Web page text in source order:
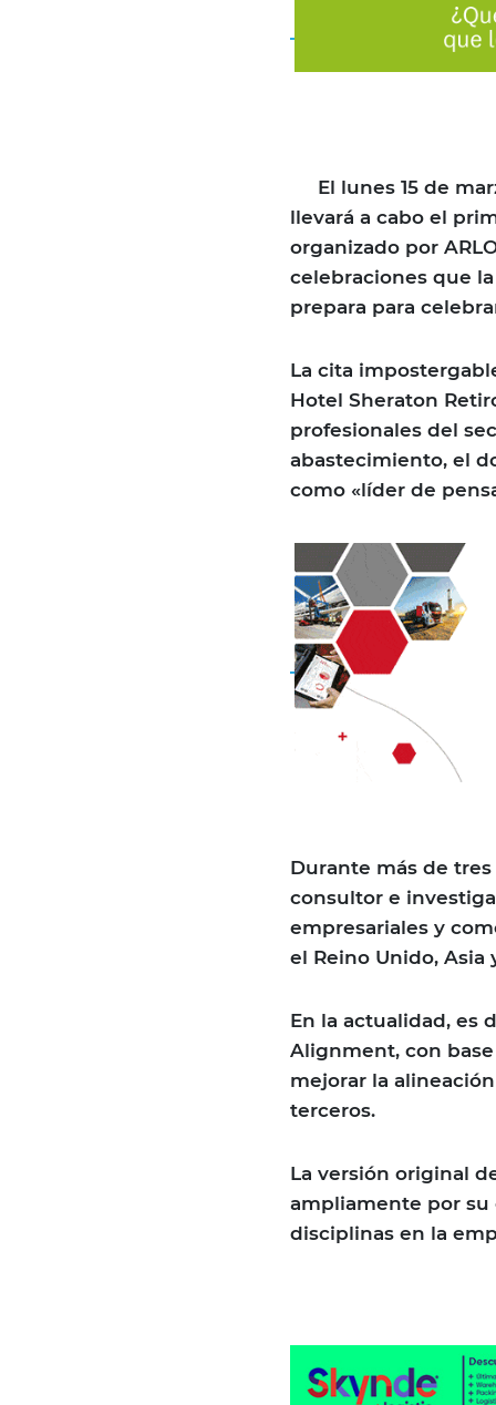
El lunes 15 de
llevará a cabo el
organizado por
celebraciones que
prepara para
La cita
Hotel Sheraton
profesionales del
abastecimiento, el
como «líder de
Durante más de
consultor e
empresariales y
el Reino Unido, Asia
En la actualidad, es
Alignment, con
mejorar la
terceros.
La versión original
ampliamente por su
disciplinas en la